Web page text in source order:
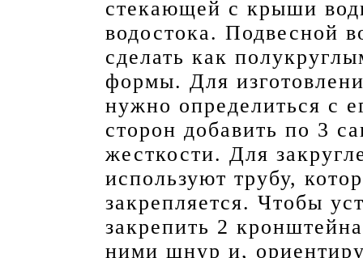
стекающей с крыши
водостока. Подвесной
сделать как
формы. Для
нужно определиться с
сторон добавить по 3
жесткости. Для
используют трубу,
закрепляется. Чтобы
закрепить 2
ними шнур и,